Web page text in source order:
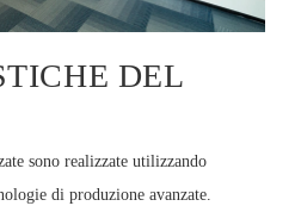
DEL
sono realizzate utilizzando
di produzione avanzate.